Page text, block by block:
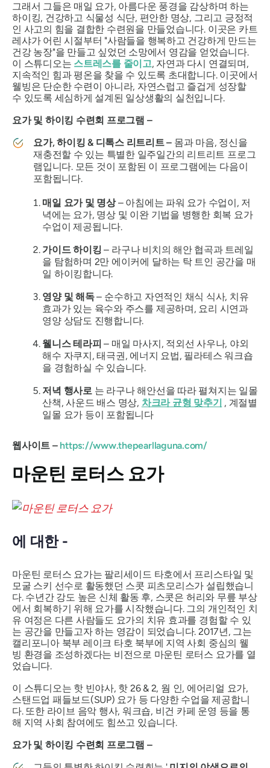
그래서 그들은 매일 요가, 아름다운 풍경을 감상하며 하는
하이킹, 건강하고 식물성 식단, 편안한 명상, 그리고 긍정적
인 사고의 힘을 결합한 수련원을 만들었습니다. 이곳은 카트
레샤가 어린 시절부터 "사람들을 행복하고 건강하게 만드는
건강 농장"을 만들고 싶었던 소망에서 영감을 얻었습니다.
이 스튜디오는 스트레스를 줄이고, 자연과 다시 연결되며,
지속적인 힘과 평온을 찾을 수 있도록 초대합니다. 이곳에서
웰빙은 단순한 수련이 아니라, 자연스럽고 즐겁게 성장할
수 있도록 세심하게 설계된 일상생활의 실천입니다.
요가 및 하이킹 수련회 프로그램 –
요가, 하이킹 & 디톡스 리트리트 – 몸과 마음, 정신을
재충전할 수 있는 특별한 일주일간의 리트리트 프로그
램입니다. 모든 것이 포함된 이 프로그램에는 다음이
포함됩니다.
매일 요가 및 명상– 아침에는 파워 요가 수업이, 저
녁에는 요가, 명상 및 이완 기법을 병행한 회복 요가
수업이 제공됩니다.
가이드 하이킹 – 라구나 비치의 해안 협곡과 트레일
을 탐험하며 2만 에이커에 달하는 탁 트인 공간을 매
일 하이킹합니다.
영양 및 해독– 순수하고 자연적인 채식 식사, 치유
효과가 있는 육수와 주스를 제공하며, 요리 시연과
영양 상담도 진행합니다.
웰니스 테라피 – 매일 마사지, 적외선 사우나, 야외
해수 자쿠지, 태극권, 에너지 요법, 필라테스 워크숍
을 경험하실 수 있습니다.
저녁 행사로는 라구나 해안선을 따라 펼쳐지는 일몰
산책, 사운드 배스 명상, 차크라 균형 맞추기 , 계절별
일몰 요가 등이 포함됩니다
웹사이트 –https://www.thepearllaguna.com/
마운틴 로터스 요가
에 대한 -
마운틴 로터스 요가는 팔리세이드 타호에서 프리스타일 및
모굴 스키 선수로 활동했던 스콧 피츠모리스가 설립했습니
다. 수년간 강도 높은 신체 활동 후, 스콧은 허리와 무릎 부상
에서 회복하기 위해 요가를 시작했습니다. 그의 개인적인 치
유 여정은 다른 사람들도 요가의 치유 효과를 경험할 수 있
는 공간을 만들고자 하는 영감이 되었습니다. 2017년, 그는
캘리포니아 북부 레이크 타호 북부에 지역 사회 중심의 웰
빙 환경을 조성하겠다는 비전으로 마운틴 로터스 요가를 열
었습니다.
이 스튜디오는 핫 빈야사, 핫 26 & 2, 웜 인, 에어리얼 요가,
스탠드업 패들보드(SUP) 요가 등 다양한 수업을 제공합니
다. 또한 라이브 음악 행사, 워크숍, 비건 카페 운영 등을 통
해 지역 사회 참여에도 힘쓰고 있습니다.
요가 및 하이킹 수련회 프로그램 –